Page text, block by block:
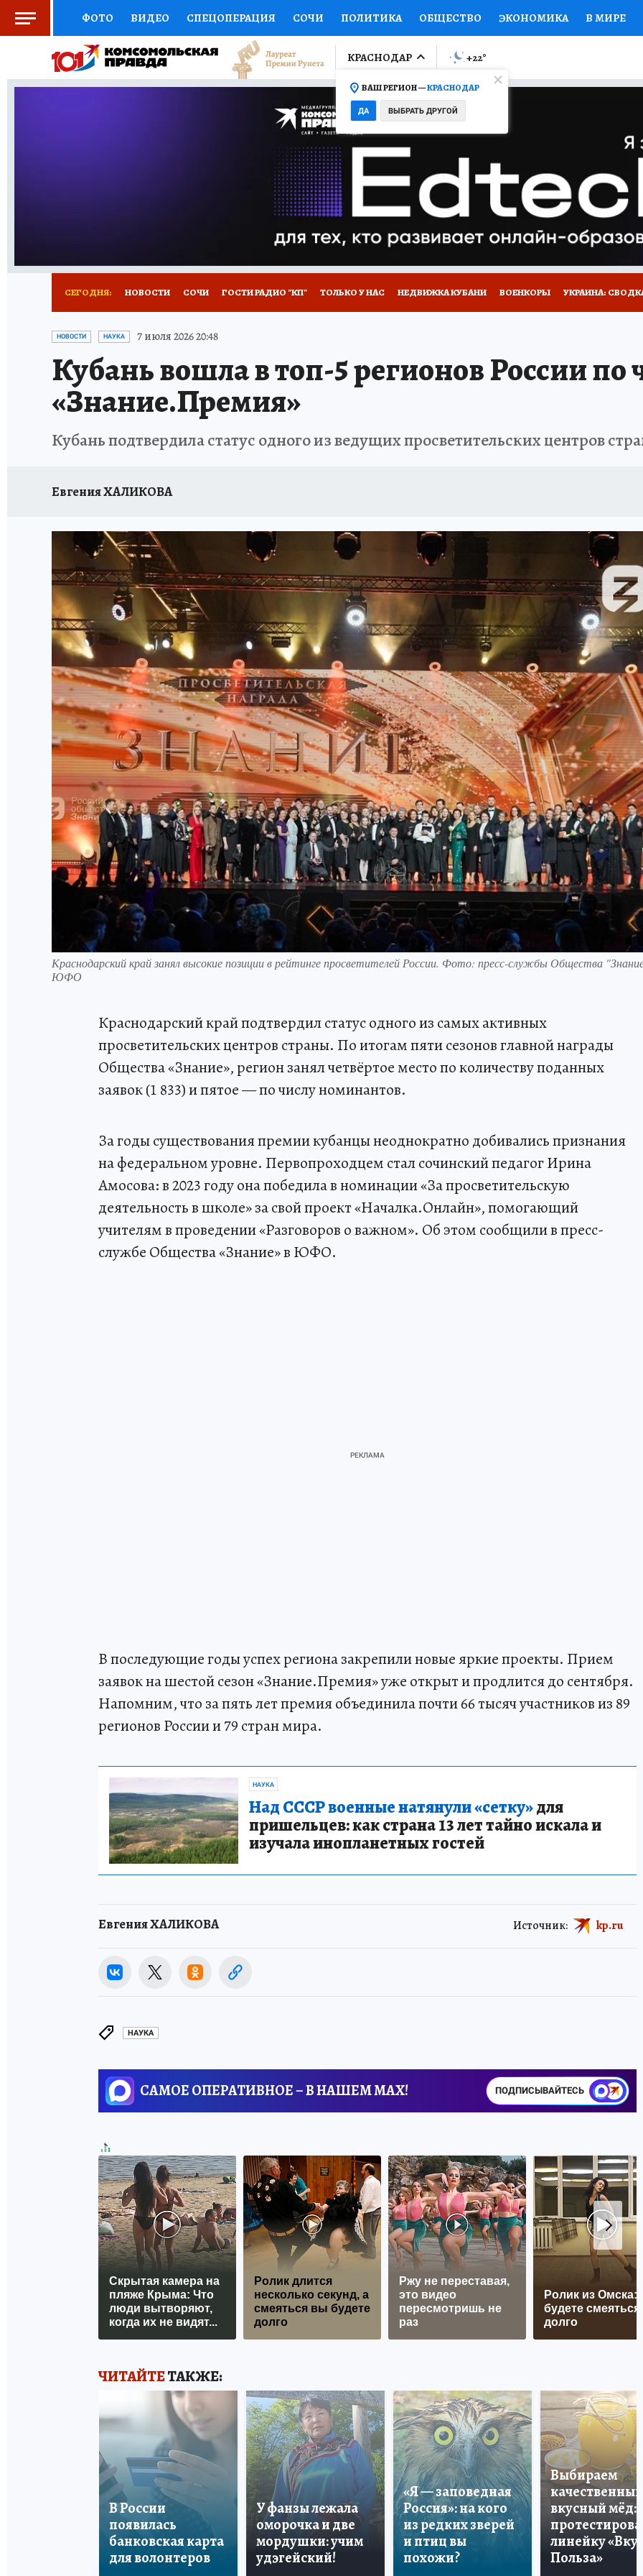
ФОТО ВИДЕО СПЕЦОПЕРАЦИЯ СОЧИ ПОЛИТИКА ОБЩЕСТВО ЭКОНОМИКА В МИРЕ
СОЦПОДДЕРЖКА НАУКА СПОРТ КОЛУМНИСТЫ ПРОИСШЕСТВИЯ
ВЫБОР ЭКСПЕРТОВ ДОКТОР ФИНАНСЫ ОТКРЫВАЕМ МИР Я ЗНАЮ СЕМЬЯ ЖЕНСКИЕ
ПРОГНОЗЫ НА СПОРТ ПРОМОКОДЫ СЕРИАЛЫ
ТЕЛЕВИЗОР КОЛЛЕКЦИИ КОНКУРСЫ
НОВОЕ НА САЙТЕ
КРАСНОДАР
ВАШ РЕГИОН —КРАСНОДАР
ДА ВЫБРАТЬ ДРУГОЙ
+22°
СЕГОДНЯ: НОВОСТИ СОЧИ ГОСТИ РАДИО "КП" ТОЛЬКО У НАС НЕДВИЖКА КУБАНИ ВОЕНКОРЫ УКРАИНА:
ОТДЫХ В РОССИИ
НОВОСТИ НАУКА 7 июля 2026 20:48
Кубань вошла в топ-5 регионов России
«Знание.Премия»
Кубань подтвердила статус одного из ведущих просветительских центров
Евгения ХАЛИКОВА
Краснодарский край занял высокие позиции в рейтинге просветителей России. Фото: пресс-службы Общества
ЮФО
Краснодарский край подтвердил статус одного из самых активных
просветительских центров страны. По итогам пяти сезонов главной награды
Общества «Знание», регион занял четвёртое место по количеству поданных
заявок (1 833) и пятое — по числу номинантов.
За годы существования премии кубанцы неоднократно добивались признания
на федеральном уровне. Первопроходцем стал сочинский педагог Ирина
Амосова: в 2023 году она победила в номинации «За просветительскую
деятельность в школе» за свой проект «Началка.Онлайн», помогающий
учителям в проведении «Разговоров о важном». Об этом сообщили в пресс-
службе Общества «Знание» в ЮФО.
В последующие годы успех региона закрепили новые яркие проекты. Прием
заявок на шестой сезон «Знание.Премия» уже открыт и продлится до сентября.
Напомним, что за пять лет премия объединила почти 66 тысяч участников из 89
регионов России и 79 стран мира.
НАУКА
Над СССР военные натянули «сетку»для
пришельцев: как страна 13 лет тайно искала и
изучала инопланетных гостей
Евгения ХАЛИКОВА Источник: kp.ru
НАУКА
САМОЕ ОПЕРАТИВНОЕ – В НАШЕМ MAX! ПОДПИСЫВАЙТЕСЬ
Скрытая камера на
пляже Крыма: Что
люди вытворяют,
когда их не видят...
Ролик длится
несколько секунд, а
смеяться вы будете
долго
Ржу не переставая,
это видео
пересмотришь не
раз
Ролик из Омска:
будете смеяться
долго
ЧИТАЙТЕТАКЖЕ:
В России
появилась
банковская карта
для волонтеров
У фанзы лежала
оморочка и две
мордушки: учим
удэгейский!
«Я — заповедная
Россия»: на кого
из редких зверей
и птиц вы
похожи?
Выбираем
вкусный мёд:
линейку
Польза»